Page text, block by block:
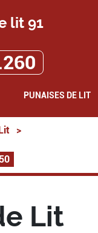
lit 91
PUNAISES DE LIT
>
Lit